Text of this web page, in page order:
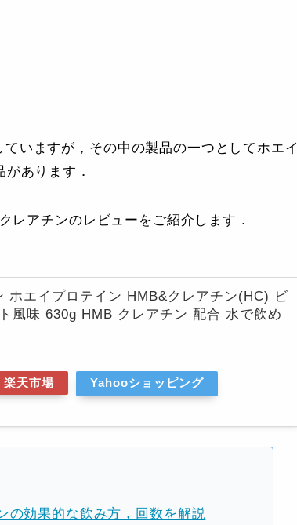
いますが，その中の製品の一つとしてホエイ
あります．
レアチンのレビューをご紹介します．
ホエイプロテイン HMB&クレアチン(HC) ビ
風味 630g HMB クレアチン 配合 水で飲め
楽天市場 Yahooショッピング
の効果的な飲み方，回数を解説